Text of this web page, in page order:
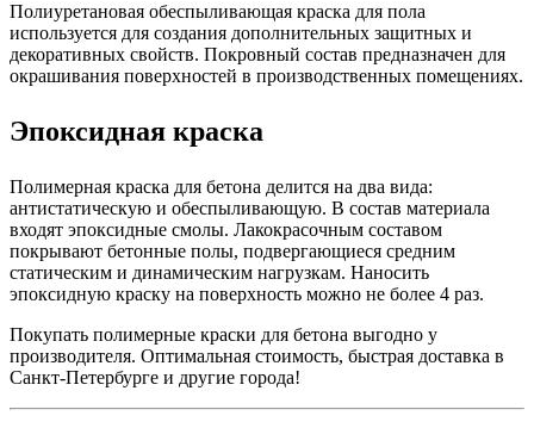
Полиуретановая обеспыливающая краска для пола
используется для создания дополнительных защитных и
декоративных свойств. Покровный состав предназначен для
окрашивания поверхностей в производственных помещениях.
Эпоксидная краска
Полимерная краска для бетона делится на два вида:
антистатическую и обеспыливающую. В состав материала
входят эпоксидные смолы. Лакокрасочным составом
покрывают бетонные полы, подвергающиеся средним
статическим и динамическим нагрузкам. Наносить
эпоксидную краску на поверхность можно не более 4 раз.
Покупать полимерные краски для бетона выгодно у
производителя. Оптимальная стоимость, быстрая доставка в
Санкт-Петербурге и другие города!